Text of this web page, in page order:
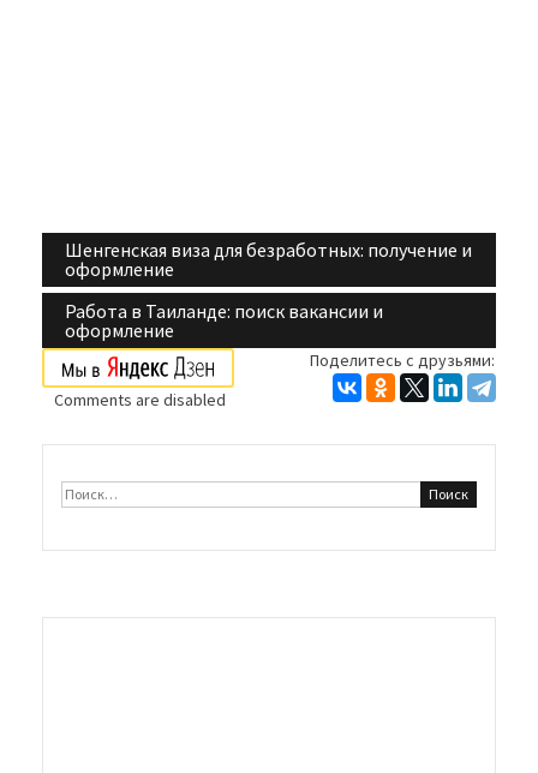
Навигация
по
записям
Шенгенская виза для безработных: получение и
оформление
Работа в Таиланде: поиск вакансии и
оформление
Поделитесь с друзьями:
Comments are disabled
Найти: